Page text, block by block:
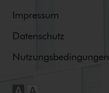
Impressum
Datenschutz
Nut­zungs­be­din­gun­gen